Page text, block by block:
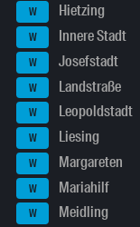
W Hietzing
W Innere Stadt
W Josefstadt
W Landstraße
W Leopoldstadt
W Liesing
W Margareten
W Mariahilf
W Meidling